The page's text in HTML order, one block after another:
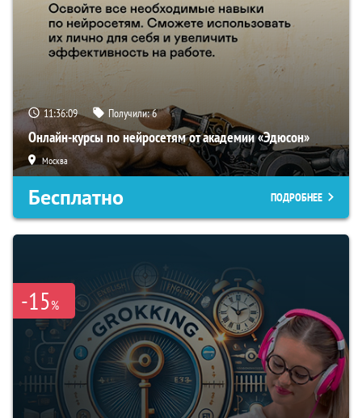
11:36:08 Получили:6
Онлайн-курсы по нейросетям от академии «Эдюсон»
Москва
Бесплатно ПОДРОБНЕЕ
-15%